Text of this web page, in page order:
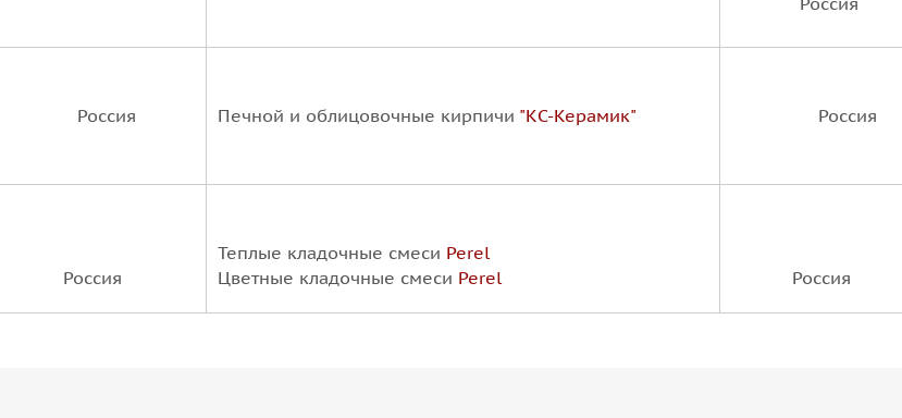
Россия Печной и облицовочные кирпичи "КС-Керамик" Россия
Россия
Теплые кладочные смеси Perel
Цветные кладочные смеси Perel Россия